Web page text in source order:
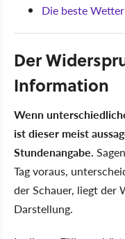
Die beste
Der
Information
Wenn
ist dieser meist
Stundenangabe.
Tag voraus,
der Schauer, liegt der
Darstellung.